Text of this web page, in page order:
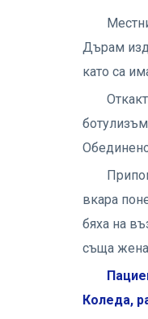
Дърам
като са
вкара
бяха на
съща
Коледа,